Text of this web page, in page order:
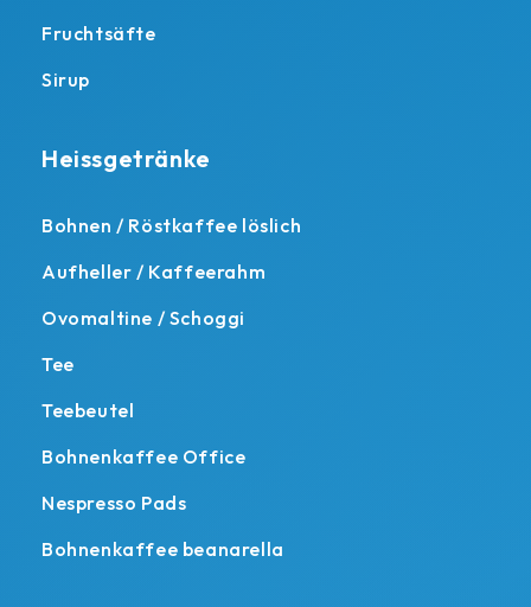
Fruchtsäfte
Sirup
Heissgetränke
Bohnen / Röstkaffee löslich
Aufheller / Kaffeerahm
Ovomaltine / Schoggi
Tee
Teebeutel
Bohnenkaffee Office
Nespresso Pads
Bohnenkaffee beanarella